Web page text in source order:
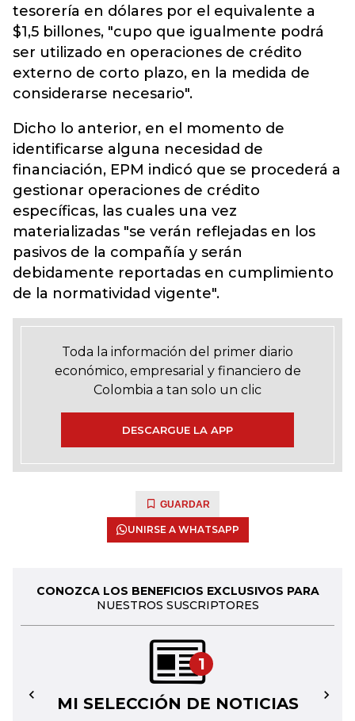
tesorería en dólares por el equivalente a
$1,5 billones, "cupo que igualmente podrá
ser utilizado en operaciones de crédito
externo de corto plazo, en la medida de
considerarse necesario".
Dicho lo anterior, en el momento de
identificarse alguna necesidad de
financiación, EPM indicó que se procederá a
gestionar operaciones de crédito
específicas, las cuales una vez
materializadas "se verán reflejadas en los
pasivos de la compañía y serán
debidamente reportadas en cumplimiento
de la normatividad vigente".
Toda la información del primer diario
económico, empresarial y financiero de
Colombia a tan solo un clic
DESCARGUE LA APP
GUARDAR
UNIRSE A WHATSAPP
CONOZCA LOS BENEFICIOS EXCLUSIVOS PARA
NUESTROS SUSCRIPTORES
1
MI SELECCIÓN DE NOTICIAS
← →